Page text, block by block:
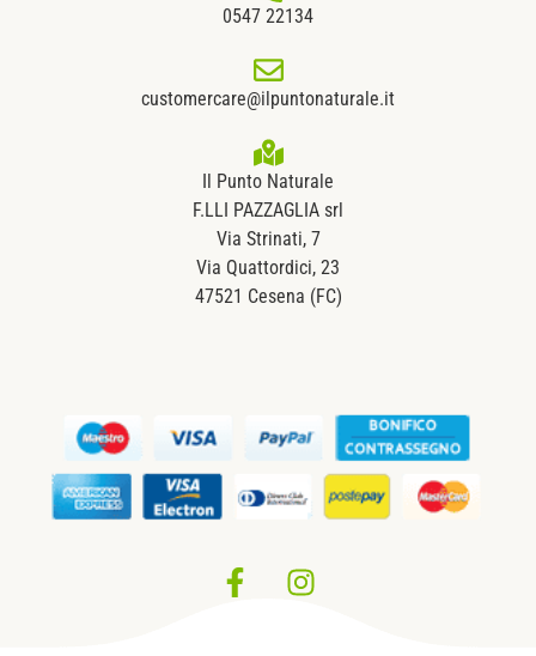
0547 22134
customercare@ilpuntonaturale.it
Il Punto Naturale
F.LLI PAZZAGLIA srl
Via Strinati, 7
Via Quattordici, 23
47521 Cesena (FC)